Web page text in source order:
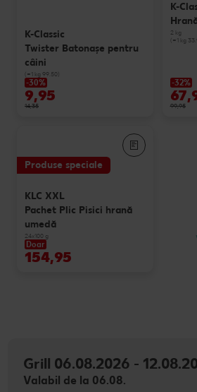
K-Classic
Twister Batonaşe pentru
câini
(=1 kg 99.50)
-30%
9,95
14,35
K-
2 kg
(=1 kg
-32%
99,95
Produse speciale
KLC XXL
Pachet Plic Pisici hrană
umedă
24x100 g
Doar
154,95
Grill 06.08.2026 -
Valabil de la 06.08.